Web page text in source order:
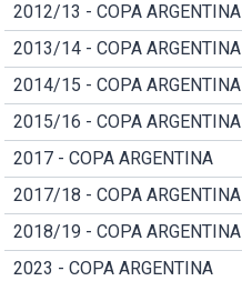
2012/13 - COPA ARGENTINA
2013/14 - COPA ARGENTINA
2014/15 - COPA ARGENTINA
2015/16 - COPA ARGENTINA
2017 - COPA ARGENTINA
2017/18 - COPA ARGENTINA
2018/19 - COPA ARGENTINA
2023 - COPA ARGENTINA